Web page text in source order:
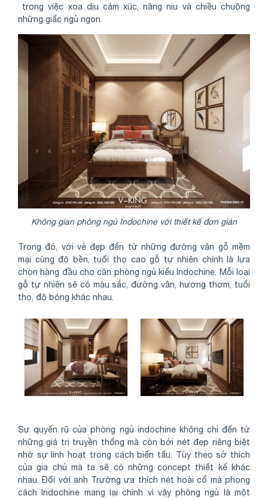
trong việc xoa dịu cảm xúc, nâng niu và chiều chuộng
những giấc ngủ ngon.
Không gian phòng ngủ Indochine với thiết kế đơn giản
Trong đó, với vẻ đẹp đến từ những đường vân gỗ mềm
mại cùng độ bền, tuổi thọ cao gỗ tự nhiên chính là lựa
chọn hàng đầu cho căn phòng ngủ kiểu Indochine. Mỗi loại
gỗ tự nhiên sẽ có màu sắc, đường vân, hương thơm, tuổi
thọ, độ bóng khác nhau.
Sự quyến rũ của phòng ngủ indochine không chỉ đến từ
những giá trị truyền thống mà còn bởi nét đẹp riêng biệt
nhờ sự linh hoạt trong cách biến tấu. Tùy theo sở thích
của gia chủ mà ta sẽ có những concept thiết kế khác
nhau. Đối với anh Trường ưa thích nét hoài cổ mà phong
cách Indochine mang lại chính vì vậy phòng ngủ là một